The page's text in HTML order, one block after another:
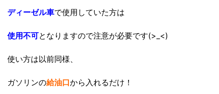
ディーゼル車で使用していた方は
使用不可となりますので注意が必要です(>_<)
使い方は以前同様、
ガソリンの給油口から入れるだけ！